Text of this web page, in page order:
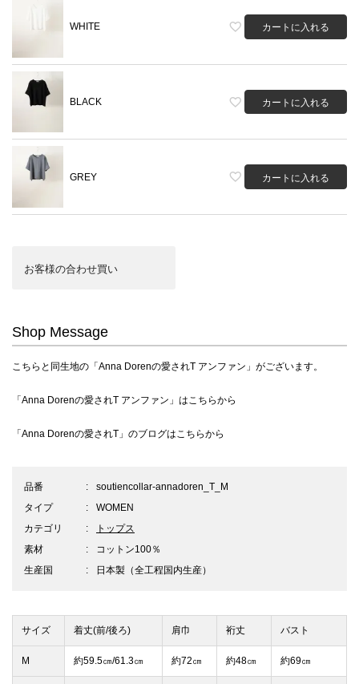
WHITE カートに入れる
BLACK カートに入れる
GREY カートに入れる
お客様の合わせ買い
Shop Message
こちらと同生地の 「Anna Dorenの愛されT アンファン」 がございます。
「Anna Dorenの愛されT アンファン」はこちらから
「Anna Dorenの愛されT」のブログはこちらから
品番
soutiencollar-annadoren_T_M
タイプ
WOMEN
カテゴリ
トップス
素材
コットン100％
生産国
日本製（全工程国内生産）
サイズ 着丈(前/後ろ) 肩巾 裄丈 バスト
M 約59.5㎝/61.3㎝ 約72㎝ 約48㎝ 約69㎝